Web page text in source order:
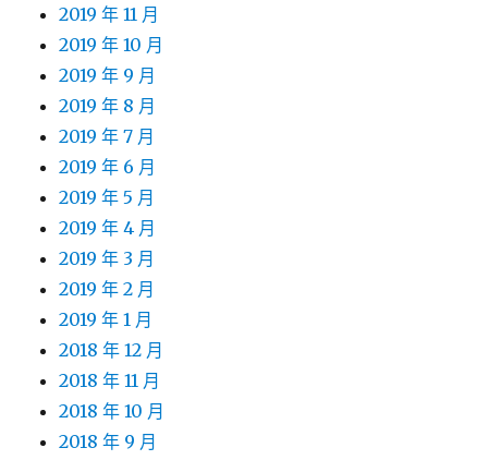
2019 年 11 月
2019 年 10 月
2019 年 9 月
2019 年 8 月
2019 年 7 月
2019 年 6 月
2019 年 5 月
2019 年 4 月
2019 年 3 月
2019 年 2 月
2019 年 1 月
2018 年 12 月
2018 年 11 月
2018 年 10 月
2018 年 9 月